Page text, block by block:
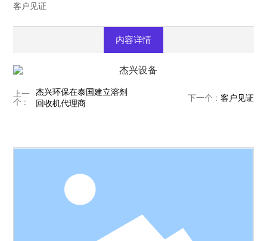
客户见证
内容详情
上一
个 :
杰兴环保在泰国建立溶剂
回收机代理商
下一个 : 客户见证